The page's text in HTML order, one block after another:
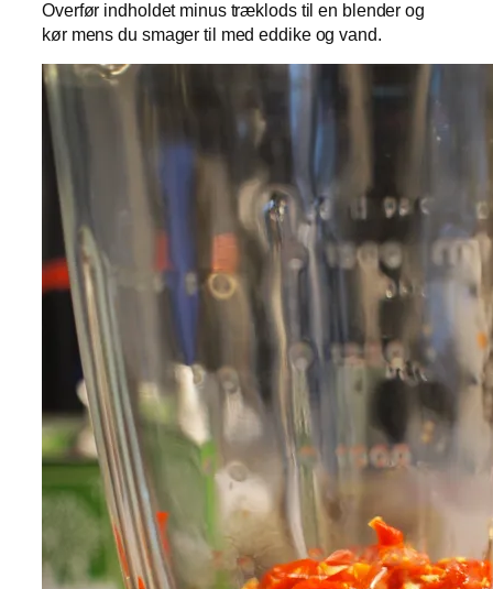
Overfør indholdet minus træklods til en blender og
kør mens du smager til med eddike og vand.